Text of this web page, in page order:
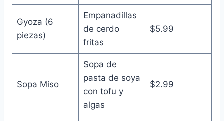
Gyoza (6
piezas)
Empanadillas
de cerdo
fritas
$5.99
Sopa Miso
Sopa de
pasta de soya
con tofu y
algas
$2.99